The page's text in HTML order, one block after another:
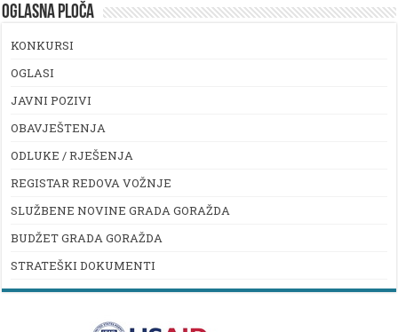
OGLASNA PLOČA
KONKURSI
OGLASI
JAVNI POZIVI
OBAVJEŠTENJA
ODLUKE / RJEŠENJA
REGISTAR REDOVA VOŽNJE
SLUŽBENE NOVINE GRADA GORAŽDA
BUDŽET GRADA GORAŽDA
STRATEŠKI DOKUMENTI